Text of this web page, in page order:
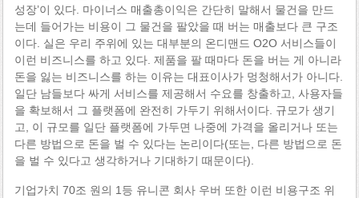
성장’이 있다. 마이너스 매출총이익은 간단히 말해서 물건을 만드
는데 들어가는 비용이 그 물건을 팔았을 때 버는 매출보다 큰 구조
이다. 실은 우리 주위에 있는 대부분의 온디맨드 O2O 서비스들이
이런 비즈니스를 하고 있다. 제품을 팔 때마다 돈을 버는 게 아니라
돈을 잃는 비즈니스를 하는 이유는 대표이사가 멍청해서가 아니다.
일단 남들보다 싸게 서비스를 제공해서 수요를 창출하고, 사용자들
을 확보해서 그 플랫폼에 완전히 가두기 위해서이다. 규모가 생기
고, 이 규모를 일단 플랫폼에 가두면 나중에 가격을 올리거나 또는
다른 방법으로 돈을 벌 수 있다는 논리이다(또는, 다른 방법으로 돈
을 벌 수 있다고 생각하거나 기대하기 때문이다).
기업가치 70조 원의 1등 유니콘 회사 우버 또한 이런 비용구조 위